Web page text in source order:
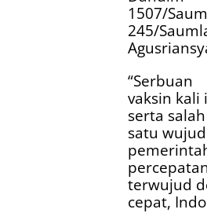
1507/
245/
“Serbuan
vaksin kali
serta salah
satu
terwujud
cepat,